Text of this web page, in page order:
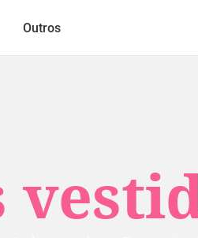
Outros